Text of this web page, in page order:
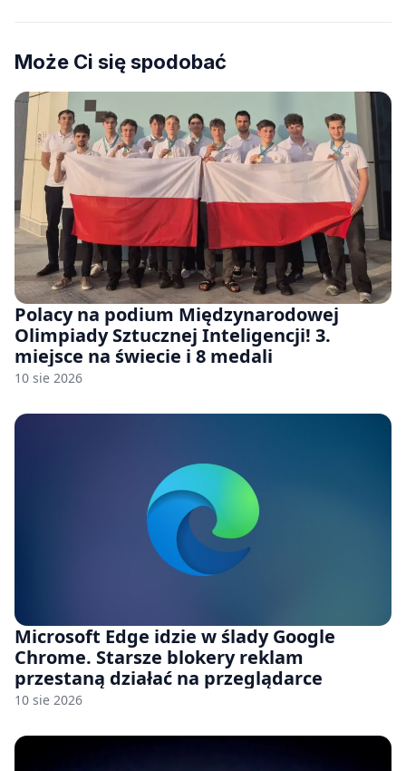
Może Ci się spodobać
Polacy na podium Międzynarodowej
Olimpiady Sztucznej Inteligencji! 3.
miejsce na świecie i 8 medali
10 sie 2026
Microsoft Edge idzie w ślady Google
Chrome. Starsze blokery reklam
przestaną działać na przeglądarce
10 sie 2026